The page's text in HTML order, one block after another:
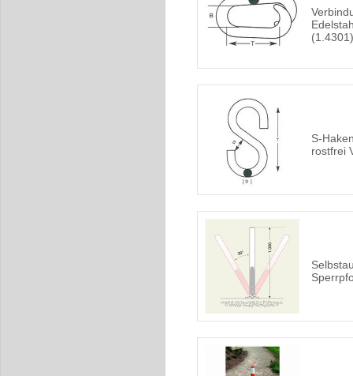
(1.4301)
S-
rostfrei